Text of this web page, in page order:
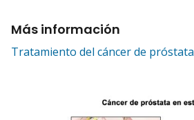
Más información
Tratamiento del cáncer de próstata